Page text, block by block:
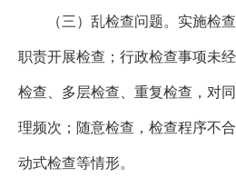
（三）乱检查问题。实施检查
职责开展检查；行政检查事项未
检查、多层检查、重复检查，对
理频次；随意检查，检查程序不
动式检查等情形。